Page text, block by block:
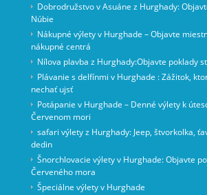
Dobrodružstvo v Asuáne z Hurghady:
Núbie
Nákupné výlety v Hurghade – Objavte
nákupné centrá
Nílova plavba z Hurghady:Objavte poklady
Plávanie s delfínmi v Hurghade : Zážitok,
nechať ujsť
Potápanie v Hurghade – Denné výlety k
Červenom mori
safari výlety z Hurghady: Jeep, štvorkolka,
dedin
Šnorchlovacie výlety v Hurghade: Objavte
Červeného mora
Špeciálne výlety v Hurghade